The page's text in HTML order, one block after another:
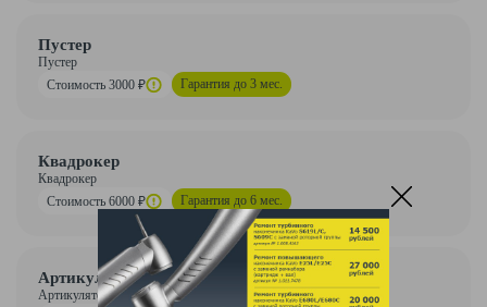
Пустер
Пустер
Стоимость 3000 ₽
Гарантия до 3 мес.
Квадрокер
Квадрокер
Стоимость 6000 ₽
Гарантия до 6 мес.
Артикулятор
Артикулятор